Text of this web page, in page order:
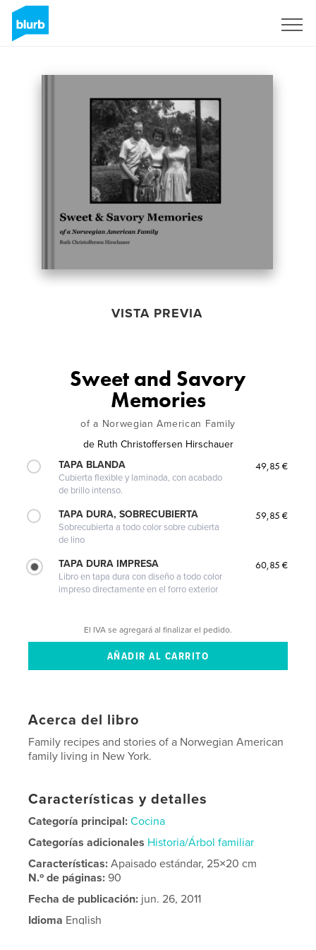
VISTA PREVIA
Sweet and Savory
Memories
of a Norwegian American Family
de Ruth Christoffersen Hirschauer
TAPA BLANDA
Cubierta flexible y laminada, con acabado
de brillo intenso.
49,85 €
TAPA DURA, SOBRECUBIERTA
Sobrecubierta a todo color sobre cubierta
de lino
59,85 €
TAPA DURA IMPRESA
Libro en tapa dura con diseño a todo color
impreso directamente en el forro exterior
60,85 €
El IVA se agregará al finalizar el pedido.
Acerca del libro
Family recipes and stories of a Norwegian American
family living in New York.
Características y detalles
Categoría principal: Cocina
Categorías adicionales Historia/Árbol familiar
Características:Apaisado estándar, 25×20 cm
N.º de páginas:90
Fecha de publicación: jun. 26, 2011
Idioma English